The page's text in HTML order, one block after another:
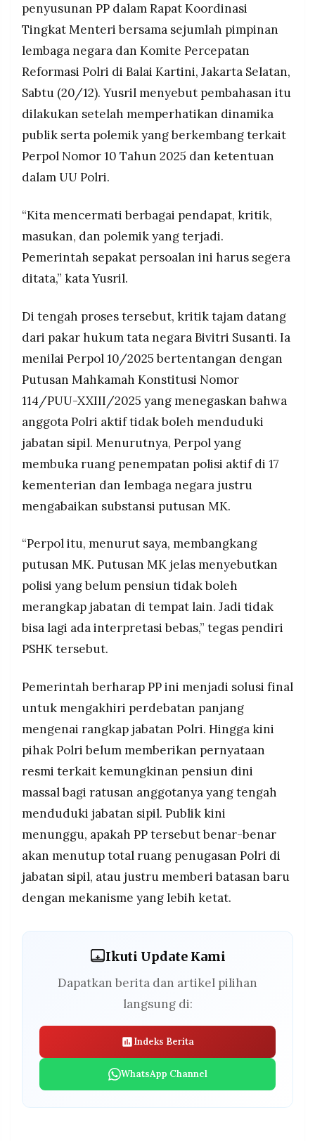
penyusunan PP dalam Rapat Koordinasi
Tingkat Menteri bersama sejumlah pimpinan
lembaga negara dan Komite Percepatan
Reformasi Polri di Balai Kartini, Jakarta Selatan,
Sabtu (20/12). Yusril menyebut pembahasan itu
dilakukan setelah memperhatikan dinamika
publik serta polemik yang berkembang terkait
Perpol Nomor 10 Tahun 2025 dan ketentuan
dalam UU Polri.
“Kita mencermati berbagai pendapat, kritik,
masukan, dan polemik yang terjadi.
Pemerintah sepakat persoalan ini harus segera
ditata,” kata Yusril.
Di tengah proses tersebut, kritik tajam datang
dari pakar hukum tata negara Bivitri Susanti. Ia
menilai Perpol 10/2025 bertentangan dengan
Putusan Mahkamah Konstitusi Nomor
114/PUU-XXIII/2025 yang menegaskan bahwa
anggota Polri aktif tidak boleh menduduki
jabatan sipil. Menurutnya, Perpol yang
membuka ruang penempatan polisi aktif di 17
kementerian dan lembaga negara justru
mengabaikan substansi putusan MK.
“Perpol itu, menurut saya, membangkang
putusan MK. Putusan MK jelas menyebutkan
polisi yang belum pensiun tidak boleh
merangkap jabatan di tempat lain. Jadi tidak
bisa lagi ada interpretasi bebas,” tegas pendiri
PSHK tersebut.
Pemerintah berharap PP ini menjadi solusi final
untuk mengakhiri perdebatan panjang
mengenai rangkap jabatan Polri. Hingga kini
pihak Polri belum memberikan pernyataan
resmi terkait kemungkinan pensiun dini
massal bagi ratusan anggotanya yang tengah
menduduki jabatan sipil. Publik kini
menunggu, apakah PP tersebut benar-benar
akan menutup total ruang penugasan Polri di
jabatan sipil, atau justru memberi batasan baru
dengan mekanisme yang lebih ketat.
Ikuti Update Kami
Dapatkan berita dan artikel pilihan
langsung di:
Indeks Berita
WhatsApp Channel